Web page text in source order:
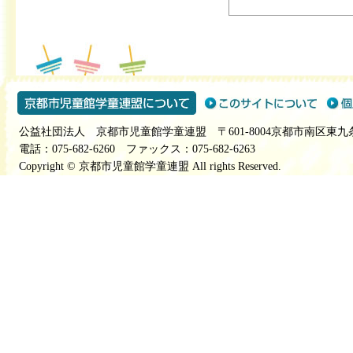
公益社団法人 京都市児童館学童連盟 〒601-8004京都市南区東九
電話：075-682-6260 ファックス：075-682-6263
Copyright © 京都市児童館学童連盟 All rights Reserved.